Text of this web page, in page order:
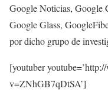
Google Noticias, Google
Google Glass,
por dicho grupo de
[youtuber
v=ZNhGB7qDtSA’]